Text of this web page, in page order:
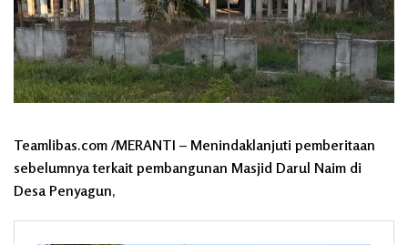
Teamlibas.com /MERANTI – Menindaklanjuti pemberitaan
sebelumnya terkait pembangunan Masjid Darul Naim di
Desa Penyagun,